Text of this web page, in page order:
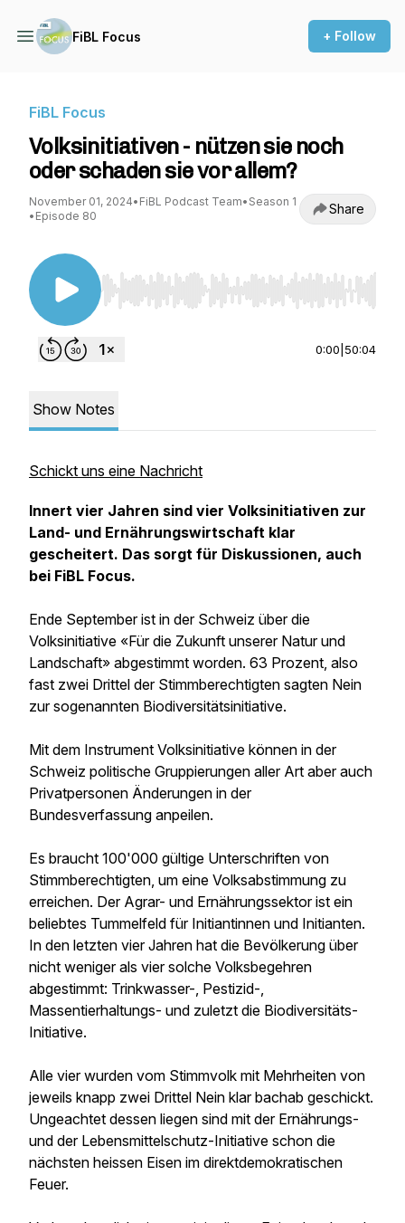
FiBL Focus + Follow
FiBL Focus
Volksinitiativen - nützen sie noch
oder schaden sie vor allem?
November 01, 2024• FiBL Podcast Team• Season 1
• Episode 80 Share
Use Left/Right to seek, Home/End to jump to
0:00 50:04
Show Notes
Schickt uns eine Nachricht
Innert vier Jahren sind vier Volksinitiativen zur
Land- und Ernährungswirtschaft klar
gescheitert. Das sorgt für Diskussionen, auch
bei FiBL Focus.
Ende September ist in der Schweiz über die
Volksinitiative «Für die Zukunft unserer Natur und
Landschaft» abgestimmt worden. 63 Prozent, also
fast zwei Drittel der Stimmberechtigten sagten Nein
zur sogenannten Biodiversitätsinitiative.
Mit dem Instrument Volksinitiative können in der
Schweiz politische Gruppierungen aller Art aber auch
Privatpersonen Änderungen in der
Bundesverfassung anpeilen.
Es braucht 100'000 gültige Unterschriften von
Stimmberechtigten, um eine Volksabstimmung zu
erreichen. Der Agrar- und Ernährungssektor ist ein
beliebtes Tummelfeld für Initiantinnen und Initianten.
In den letzten vier Jahren hat die Bevölkerung über
nicht weniger als vier solche Volksbegehren
abgestimmt: Trinkwasser-, Pestizid-,
Massentierhaltungs- und zuletzt die Biodiversitäts-
Initiative.
Alle vier wurden vom Stimmvolk mit Mehrheiten von
jeweils knapp zwei Drittel Nein klar bachab geschickt.
Ungeachtet dessen liegen sind mit der Ernährungs-
und der Lebensmittelschutz-Initiative schon die
nächsten heissen Eisen im direktdemokratischen
Feuer.